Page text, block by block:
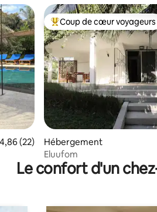
moyenne sur la base de 22
4,86 (22)
Coups de cœur voyageurs
Coup de cœur voyageurs
Hébergement
Eluufom
Le confort d'un